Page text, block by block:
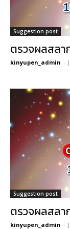
Suggestion post
ตรวจผลสลา
kinyupen_admin -
Suggestion post
ตรวจผลสลา
kinyupen_admin -